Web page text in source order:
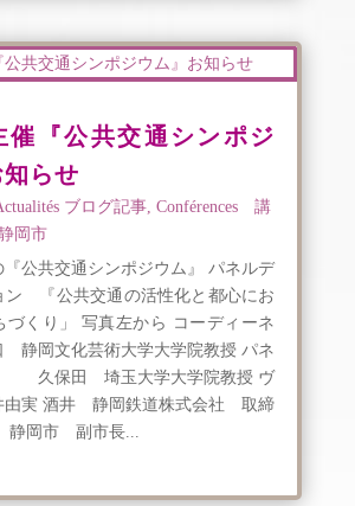
催『公共交通シンポジ
らせ
ブログ記事, Conférences 講
岡市
公共交通シンポジウム』 パネルデ
ン 『公共交通の活性化と都心にお
づくり」 写真左から コーディーネ
岡文化芸術大学大学院教授 パネ
田 埼玉大学大学院教授 ヴ
由実 酒井 静岡鉄道株式会社 取締
静岡市 副市長...